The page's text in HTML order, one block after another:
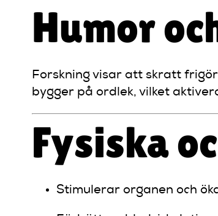
Humor
Forskning visar att skratt frigör
bygger på ordlek, vilket
Fysiska
Stimulerar organen och